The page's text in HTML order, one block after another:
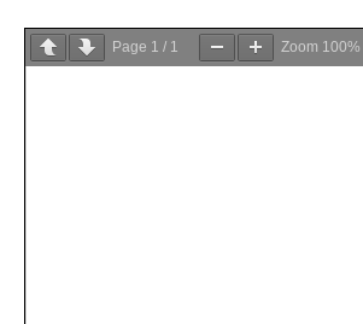
Page 1 / 1 Zoom 100%